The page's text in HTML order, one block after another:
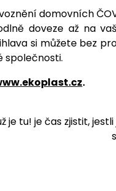
domovních
doveze až na
si můžete bez
společnosti.
.
je tu! je čas zjistit,